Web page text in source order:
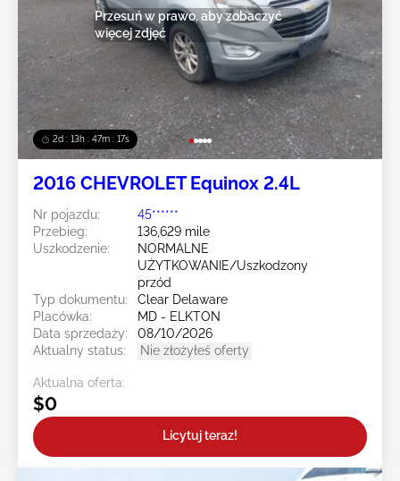
2d : 13h : 47m : 14s
Przesuń w prawo, aby zobaczyć
więcej zdjęć
2016 CHEVROLET Equinox 2.4L
Nr pojazdu:
45******
Przebieg:
136,629 mile
Uszkodzenie:
NORMALNE
UŻYTKOWANIE/Uszkodzony
przód
Typ dokumentu:
Clear Delaware
Placówka:
MD - ELKTON
Data sprzedaży:
08/10/2026
Aktualny status:
Nie złożyłeś oferty
Aktualna oferta:
$0
Licytuj teraz!